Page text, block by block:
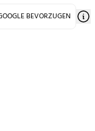
BEVORZUGEN